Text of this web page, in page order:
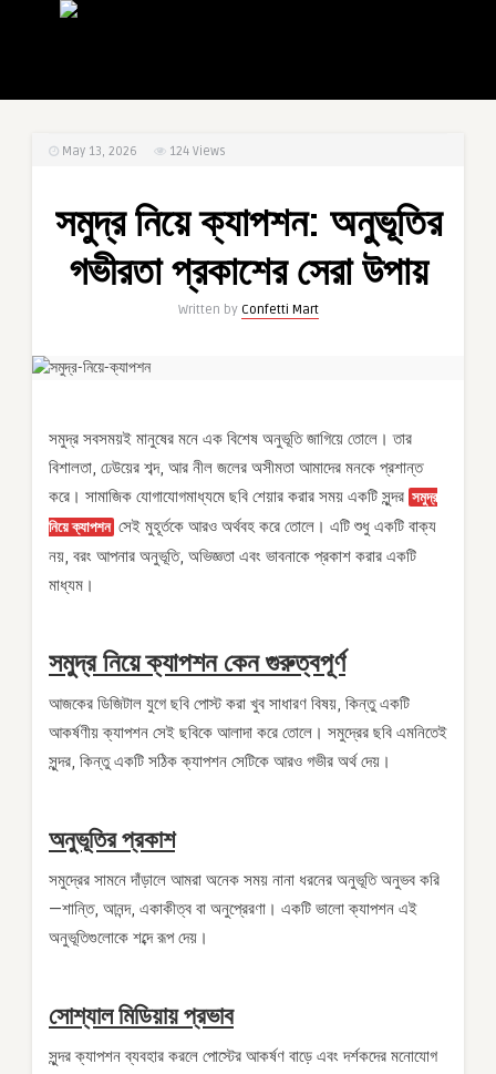
May 13, 2026 124 Views
সমুদ্র নিয়ে ক্যাপশন: অনুভূতির
গভীরতা প্রকাশের সেরা উপায়
Written by Confetti Mart
সমুদ্র সবসময়ই মানুষের মনে এক বিশেষ অনুভূতি জাগিয়ে তোলে। তার
বিশালতা, ঢেউয়ের শব্দ, আর নীল জলের অসীমতা আমাদের মনকে প্রশান্ত
করে। সামাজিক যোগাযোগমাধ্যমে ছবি শেয়ার করার সময় একটি সুন্দর সমুদ্র
নিয়ে ক্যাপশন সেই মুহূর্তকে আরও অর্থবহ করে তোলে। এটি শুধু একটি বাক্য
নয়, বরং আপনার অনুভূতি, অভিজ্ঞতা এবং ভাবনাকে প্রকাশ করার একটি
মাধ্যম।
সমুদ্র নিয়ে ক্যাপশন কেন গুরুত্বপূর্ণ
আজকের ডিজিটাল যুগে ছবি পোস্ট করা খুব সাধারণ বিষয়, কিন্তু একটি
আকর্ষণীয় ক্যাপশন সেই ছবিকে আলাদা করে তোলে। সমুদ্রের ছবি এমনিতেই
সুন্দর, কিন্তু একটি সঠিক ক্যাপশন সেটিকে আরও গভীর অর্থ দেয়।
অনুভূতির প্রকাশ
সমুদ্রের সামনে দাঁড়ালে আমরা অনেক সময় নানা ধরনের অনুভূতি অনুভব করি
—শান্তি, আনন্দ, একাকীত্ব বা অনুপ্রেরণা। একটি ভালো ক্যাপশন এই
অনুভূতিগুলোকে শব্দে রূপ দেয়।
সোশ্যাল মিডিয়ায় প্রভাব
সুন্দর ক্যাপশন ব্যবহার করলে পোস্টের আকর্ষণ বাড়ে এবং দর্শকদের মনোযোগ